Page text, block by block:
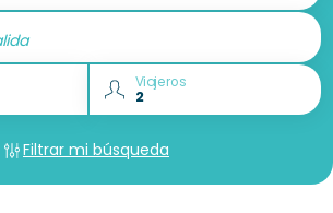
Viajeros
Filtrar mi búsqueda